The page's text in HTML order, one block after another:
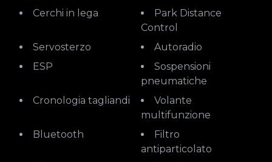
Cerchi in lega
Park Distance
Control
Servosterzo
Autoradio
ESP
Sospensioni
pneumatiche
Cronologia tagliandi
Volante
multifunzione
Bluetooth
Filtro
antiparticolato